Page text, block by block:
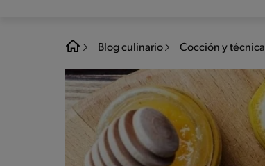
Blog culinario Cocción y técnica